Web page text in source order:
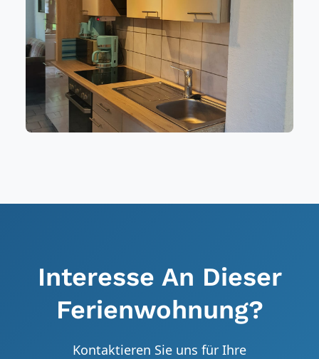
Interesse An Dieser
Ferienwohnung?
Kontaktieren Sie uns für Ihre